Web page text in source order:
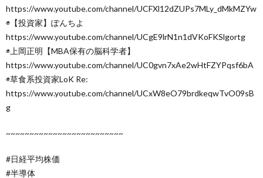
https://www.youtube.com/channel/UCFXl12dZUPs7MLy_dMkMZYw
◉【投資家】ぽんちよ
https://www.youtube.com/channel/UCgE9lrN1n1dVKoFKSlgortg
◉上岡正明【MBA保有の脳科学者】
https://www.youtube.com/channel/UC0gvn7xAe2wHtFZYPqsf6bA
◉草食系投資家LoK Re:
https://www.youtube.com/channel/UCxW8eO79brdkeqwTvO09sB
g
~~~~~~~~~~~~~~~~~~~~~~~~~
#日経平均株価
#半導体